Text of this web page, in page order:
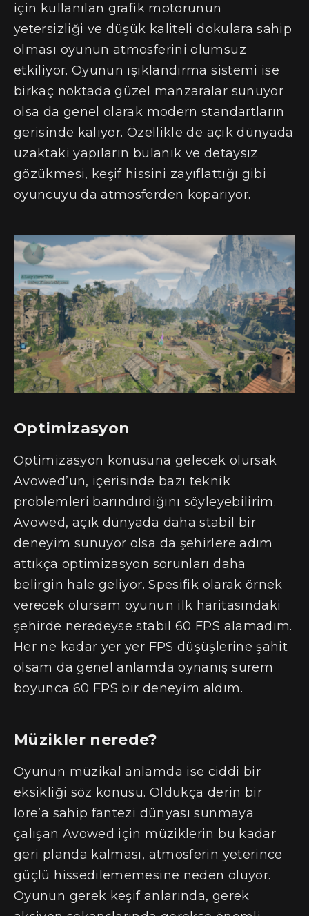
için kullanılan grafik motorunun
yetersizliği ve düşük kaliteli dokulara sahip
olması oyunun atmosferini olumsuz
etkiliyor. Oyunun ışıklandırma sistemi ise
birkaç noktada güzel manzaralar sunuyor
olsa da genel olarak modern standartların
gerisinde kalıyor. Özellikle de açık dünyada
uzaktaki yapıların bulanık ve detaysız
gözükmesi, keşif hissini zayıflattığı gibi
oyuncuyu da atmosferden koparıyor.
Optimizasyon
Optimizasyon konusuna gelecek olursak
Avowed’un, içerisinde bazı teknik
problemleri barındırdığını söyleyebilirim.
Avowed, açık dünyada daha stabil bir
deneyim sunuyor olsa da şehirlere adım
attıkça optimizasyon sorunları daha
belirgin hale geliyor. Spesifik olarak örnek
verecek olursam oyunun ilk haritasındaki
şehirde neredeyse stabil 60 FPS alamadım.
Her ne kadar yer yer FPS düşüşlerine şahit
olsam da genel anlamda oynanış sürem
boyunca 60 FPS bir deneyim aldım.
Müzikler nerede?
Oyunun müzikal anlamda ise ciddi bir
eksikliği söz konusu. Oldukça derin bir
lore’a sahip fantezi dünyası sunmaya
çalışan Avowed için müziklerin bu kadar
geri planda kalması, atmosferin yeterince
güçlü hissedilememesine neden oluyor.
Oyunun gerek keşif anlarında, gerek